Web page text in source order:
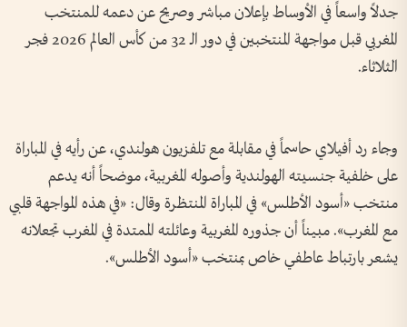
جدلاً واسعاً في الأوساط بإعلان مباشر وصريح عن دعمه للمنتخب
المغربي قبل مواجهة المنتخبين في دور الـ 32 من كأس العالم 2026 فجر
الثلاثاء.
وجاء رد أفيلاي حاسماً في مقابلة مع تلفزيون هولندي، عن رأيه في المباراة
على خلفية جنسيته الهولندية وأصوله المغربية، موضحاً أنه يدعم
منتخب «أسود الأطلس» في المباراة المنتظرة وقال: «في هذه المواجهة قلبي
مع المغرب». مبيناً أن جذوره المغربية وعائلته الممتدة في المغرب تجعلانه
يشعر بارتباط عاطفي خاص بمنتخب «أسود الأطلس».